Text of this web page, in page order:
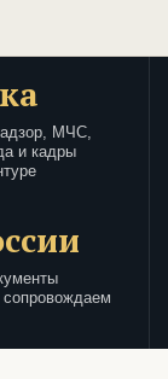
МЧС,
и кадры